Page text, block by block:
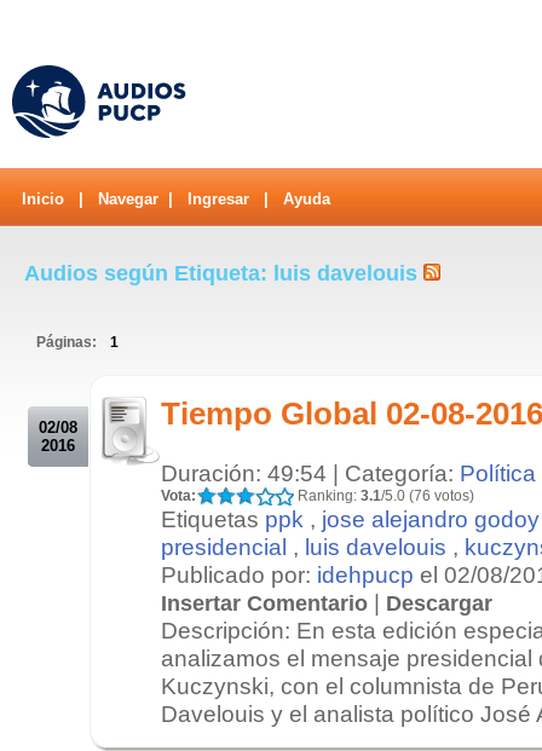
Inicio Navegar Ingresar Ayuda
Audios según Etiqueta: luis davelouis
Páginas: 1
02/08
2016
Tiempo Global 02-08-2016
Duración: 49:54 | Categoría: Política
Vota: Ranking: 3.1/5.0 (76 votos)
Etiquetas ppk , jose alejandro godoy
presidencial , luis davelouis ,
Publicado por: idehpucp el 02/08/
Insertar Comentario | Descargar
Descripción: En esta edición
analizamos el mensaje presidencial
Kuczynski, con el columnista de
Davelouis y el analista político José